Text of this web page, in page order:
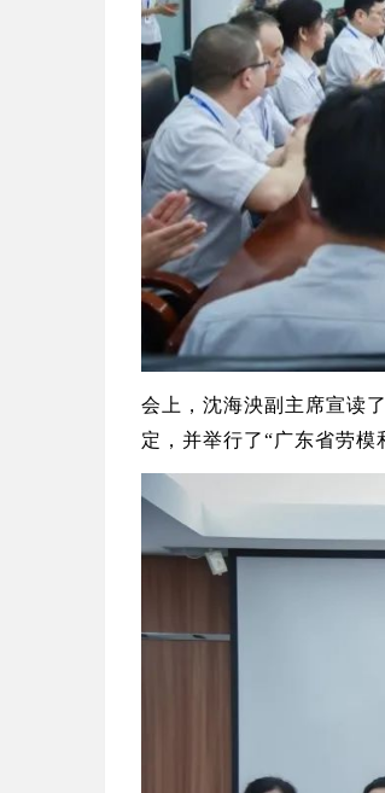
会上，沈海泱副主席宣读
定，并举行了“广东省劳模